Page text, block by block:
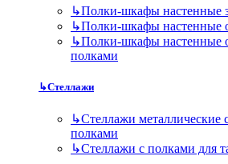
↳Полки-шкафы настенные
↳Полки-шкафы настенные
↳Полки-шкафы настенные
полками
↳Стеллажи
↳Стеллажи
полками
↳Стеллажи с полками для